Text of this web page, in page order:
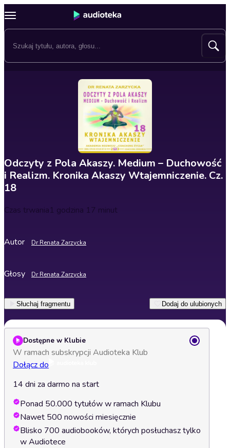
Odczyty z Pola Akaszy. Medium – Duchowość
i Realizm. Kronika Akaszy Wtajemniczenie. Cz.
18
Czas trwania1 godzina 17 minut
Autor Dr Renata Zarzycka
Głosy Dr Renata Zarzycka
Słuchaj fragmentu Dodaj do ulubionych
Dostępne w Klubie
W ramach subskrypcji Audioteka Klub
Dołącz do
14 dni za darmo na start
Ponad 50.000 tytułów w ramach Klubu
Nawet 500 nowości miesięcznie
Blisko 700 audiobooków, których posłuchasz tylko
w Audiotece